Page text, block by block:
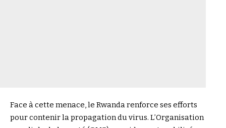
Face à cette menace, le Rwanda renforce ses efforts
pour contenir la propagation du virus. L’Organisation